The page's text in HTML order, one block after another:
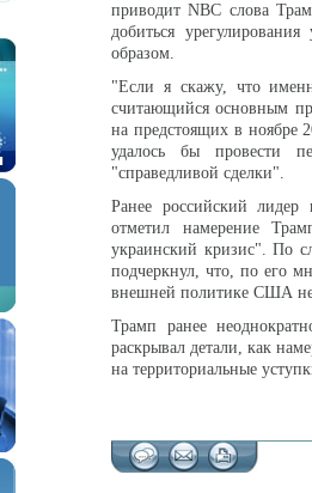
приводит NBC слова
добиться
образом.
"Если я скажу, что
считающийся основным
на предстоящих в ноябре
удалось бы провести
"справедливой сделки".
Ранее российский лидер
отметил намерение
украинский кризис". По
подчеркнул, что, по его
внешней политике США не
Трамп ранее
раскрывал детали, как
на территориальные